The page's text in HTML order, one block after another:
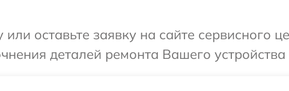
оставьте заявку на сайте сервисного
деталей ремонта Вашего